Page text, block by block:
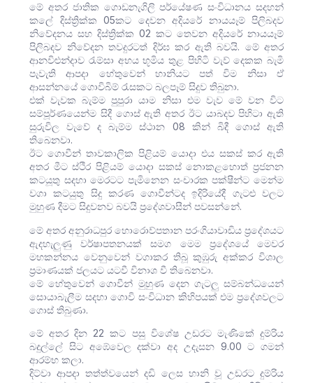
මේ අතර ජාතික ගොඩනැගිලි පර්යේෂණ සංවිධානය සදහන්
කලේ දිස්ත්‍රික්ක 05කට දෙවන අදියරේ නායයෑම් පිලිබදව
නිවේදනය සහ දිස්ත්‍රික්ක 02 කට තෙවන අදියරේ නායයෑම්
පිලිබදව නිවේදන තවදුරටත් දිර්ඝ කර ඇති බවයි. මේ අතර
ආනවිළුන්දාව රැම්සා අභය භූමිය තුළ පිහිටි වැව් දෙකක බැමි
පැවැති ආපදා හේතුවෙන් හානියට පත් විම නිසා ඒ
ආසන්නයේ ගොවිබිම් රැසකට බලපෑම් සිදුව තිබුනා.
එක් වැවක බැම්ම පුපුරා යාම නිසා එම වැව මේ වන විට
සම්පූර්ණයෙන්ම සිදී ගොස් ඇති අතර ඊට යාබදව පිහිටා ඇති
සුරුවිල වැවේ ද බැම්ම ස්ථාන 08 කින් බිදී ගොස් ඇති
තිබෙනවා.
ඊට ගොවීන් තාවකාලික පිළියම් යොදා එය සකස් කර ඇති
අතර මීට ස්ථිර පිළියම් යොදා සකස් නොකළහොත් ප්‍රජනන
කටයූතු සදහා මෙරටට පැමිනෙන සංචාරක පක්ෂීන්ට මෙන්ම
වගා කටයුතු සිදු කරණ ගොවීන්ටද ඉදිරියේදී ගැටළු වලට
මුහුණ දීමට සිදුවනව බවයි ප්‍රදේශවාසීන් පවසන්නේ.
මේ අතර අනුරාධපුර හොරොව්පතාන පරංගියාවාඩිය ප්‍රදේශයට
ඇදහැලුණු වර්ෂාපතනයක් සමග මෙම ප්‍රදේශයේ මෙවර
මහකන්නය වෙනුවෙන් වගාකර තිබූ කුඹුරු අක්කර විශාල
ප්‍රමාණයක් ජලයට යටවී විනාශ වී තිබෙනවා.
මේ හේතුවෙන් ගොවීන් මුහුණ දෙන ගැටලු සම්බන්ධයෙන්
සොයාබැලීම සදහා ගොවි සංවිධාන කිහිපයක් එම ප්‍රදේශවලට
ගොස් තිබුණා.
මේ අතර දින 22 කට පසු විශේෂ උඩරට මැණිකේ දුම්රිය
බදුල්ලේ සිට අඹේවෙල දක්වා අද උදැසන 9.00 ට ගමන්
ආරම්භ කලා.
දිට්වා ආපදා තත්ත්වයෙන් දඩි ලෙස හානි වූ උඩරට දුම්රිය